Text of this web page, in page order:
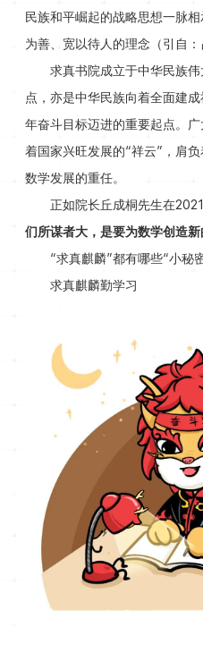
民族和平崛起的战略思想一脉
为善、宽以待人的理念（引自：
求真书院成立于中华民族
点，亦是中华民族向着全面建
年奋斗目标迈进的重要起点。
着国家兴旺发展的“祥云”，肩
数学发展的重任。
正如院长丘成桐先生在
们所谋者大，是要为数学创造新
“求真麒麟”都有哪些“小秘
求真麒麟勤学习